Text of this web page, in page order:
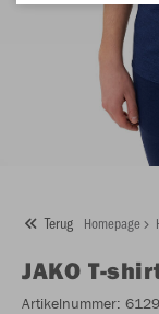
Terug Homepage
JAKO T-
Artikelnummer: 6129